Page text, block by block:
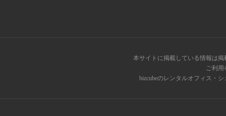
本サイトに掲載している情報は
ご利用
bizcubeのレンタルオフィス・